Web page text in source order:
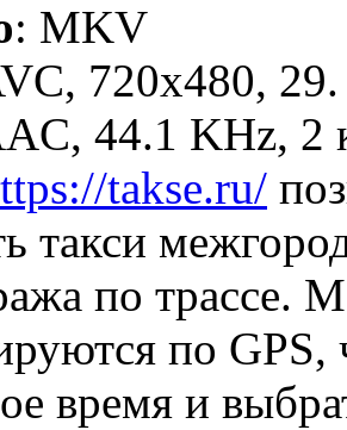
: MKV
720x480,
44.1 KHz, 2
takse.ru/
такси
по трассе.
по GPS,
время и